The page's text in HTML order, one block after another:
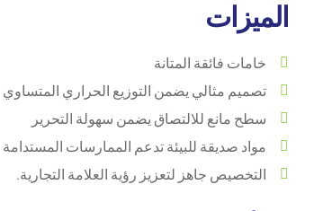
الميزات
خامات فائقة المتانة
تصميم مثالي يضمن التوزيع الحراري المتساوي
سطح مانع للالتصاق يضمن سهولة التحرير
مواد صديقة للبيئة تدعم الممارسات المستدامة
التخصيص جاهز لتعزيز رؤية العلامة التجارية.